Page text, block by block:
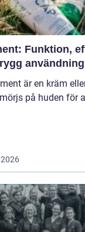
Funktion,
användning
är en kräm
på huden för